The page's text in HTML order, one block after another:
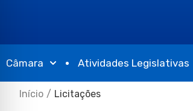
Câmara Atividades Legislativas
Início / Licitações